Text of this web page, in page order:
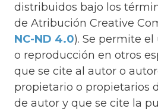
distribuidos bajo los
de Atribución Creative
NC-ND 4.0). Se permite
o reproducción en otros
que se cite al autor o
propietario o propietarios
de autor y que se cite la